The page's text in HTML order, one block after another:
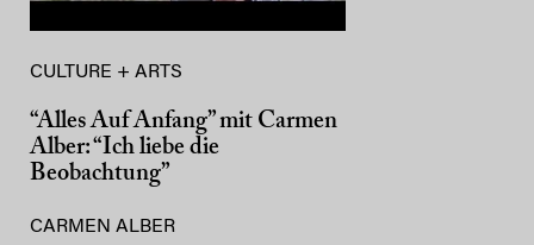
CULTURE + ARTS
“Alles Auf Anfang” mit Carmen
Alber: “Ich liebe die
Beobachtung”
CARMEN ALBER